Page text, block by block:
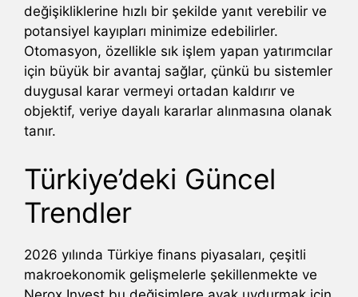
değişikliklerine hızlı bir şekilde yanıt verebilir ve
potansiyel kayıpları minimize edebilirler.
Otomasyon, özellikle sık işlem yapan yatırımcılar
için büyük bir avantaj sağlar, çünkü bu sistemler
duygusal karar vermeyi ortadan kaldırır ve
objektif, veriye dayalı kararlar alınmasına olanak
tanır.
Türkiye’deki Güncel
Trendler
2026 yılında Türkiye finans piyasaları, çeşitli
makroekonomik gelişmelerle şekillenmekte ve